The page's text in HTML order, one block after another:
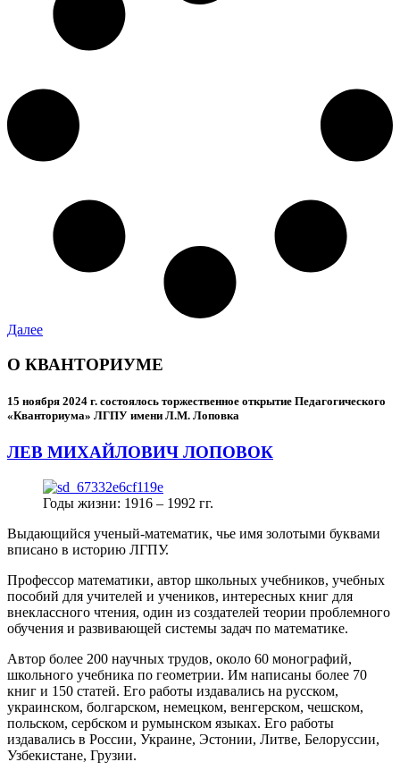
Далее
О КВАНТОРИУМЕ
15 ноября 2024 г. состоялось торжественное открытие Педагогического
«Кванториума» ЛГПУ имени Л.М. Лоповка
ЛЕВ МИХАЙЛОВИЧ ЛОПОВОК
Годы жизни: 1916 – 1992 гг.
Выдающийся ученый-математик, чье имя золотыми буквами
вписано в историю ЛГПУ.
Профессор математики, автор школьных учебников, учебных
пособий для учителей и учеников, интересных книг для
внеклассного чтения, один из создателей теории проблемного
обучения и развивающей системы задач по математике.
Автор более 200 научных трудов, около 60 монографий,
школьного учебника по геометрии. Им написаны более 70
книг и 150 статей. Его работы издавались на русском,
украинском, болгарском, немецком, венгерском, чешском,
польском, сербском и румынском языках. Его работы
издавались в России, Украине, Эстонии, Литве, Белоруссии,
Узбекистане, Грузии.